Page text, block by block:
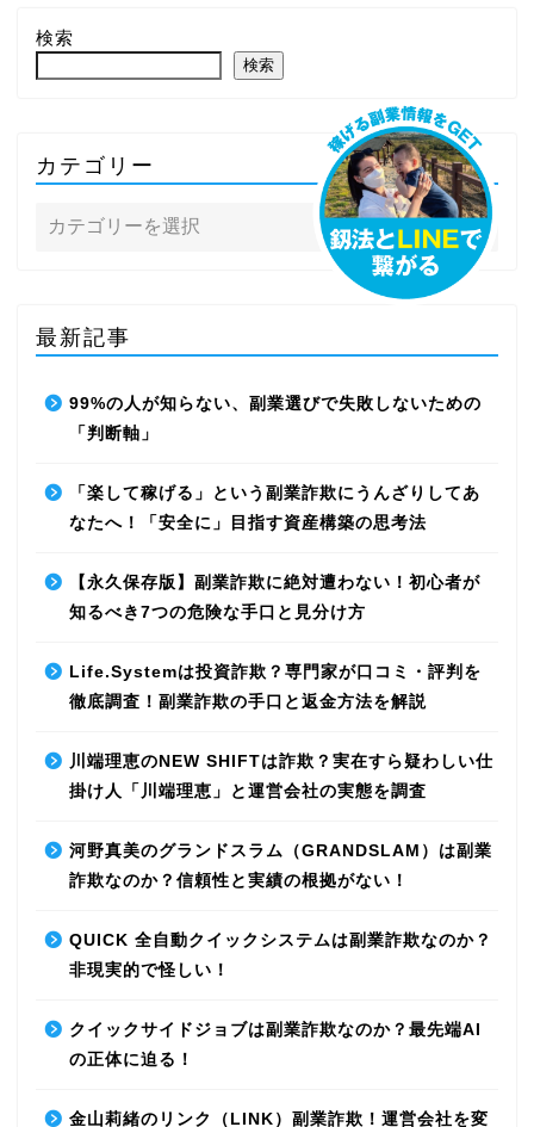
検索
検索
カテゴリー
最新記事
99%の人が知らない、副業選びで失敗しないための
「判断軸」
「楽して稼げる」という副業詐欺にうんざりしてあ
なたへ！「安全に」目指す資産構築の思考法
【永久保存版】副業詐欺に絶対遭わない！初心者が
知るべき7つの危険な手口と見分け方
Life.Systemは投資詐欺？専門家が口コミ・評判を
徹底調査！副業詐欺の手口と返金方法を解説
川端理恵のNEW SHIFTは詐欺？実在すら疑わしい仕
掛け人「川端理恵」と運営会社の実態を調査
河野真美のグランドスラム（GRANDSLAM）は副業
詐欺なのか？信頼性と実績の根拠がない！
QUICK 全自動クイックシステムは副業詐欺なのか？
非現実的で怪しい！
クイックサイドジョブは副業詐欺なのか？最先端AI
の正体に迫る！
金山莉緒のリンク（LINK）副業詐欺！運営会社を変